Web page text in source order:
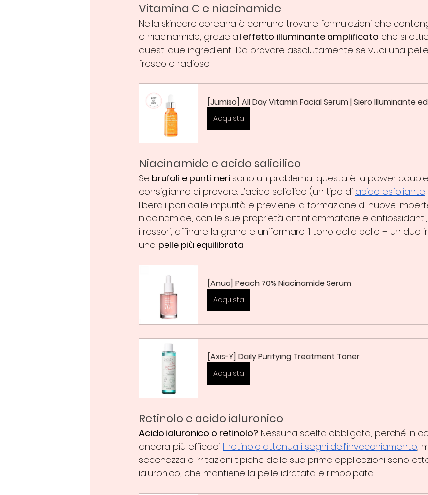
Vitamina C e niacinamide
Nella skincare coreana è comune trovare formulazioni che
e niacinamide, grazie all’effetto illuminante amplificato che si
questi due ingredienti. Da provare assolutamente se vuoi una
fresco e radioso.
[Jumiso] All Day Vitamin Facial Serum | Siero Illuminante
Acquista
Niacinamide e acido salicilico
Se brufoli e punti neri sono un problema, questa è la power
consigliamo di provare. L’acido salicilico (un tipo di acido esfoliante
libera i pori dalle impurità e previene la formazione di nuove
niacinamide, con le sue proprietà antinfiammatorie e
i rossori, affinare la grana e uniformare il tono della pelle – un duo
una pelle più equilibrata.
[Anua] Peach 70% Niacinamide Serum
Acquista
[Axis-Y] Daily Purifying Treatment Toner
Acquista
Retinolo e acido ialuronico
Acido ialuronico o retinolo? Nessuna scelta obbligata, perché in
ancora più efficaci. Il retinolo attenua i segni dell’invecchiamento,
secchezza e irritazioni tipiche delle sue prime applicazioni sono
ialuronico, che mantiene la pelle idratata e rimpolpata.